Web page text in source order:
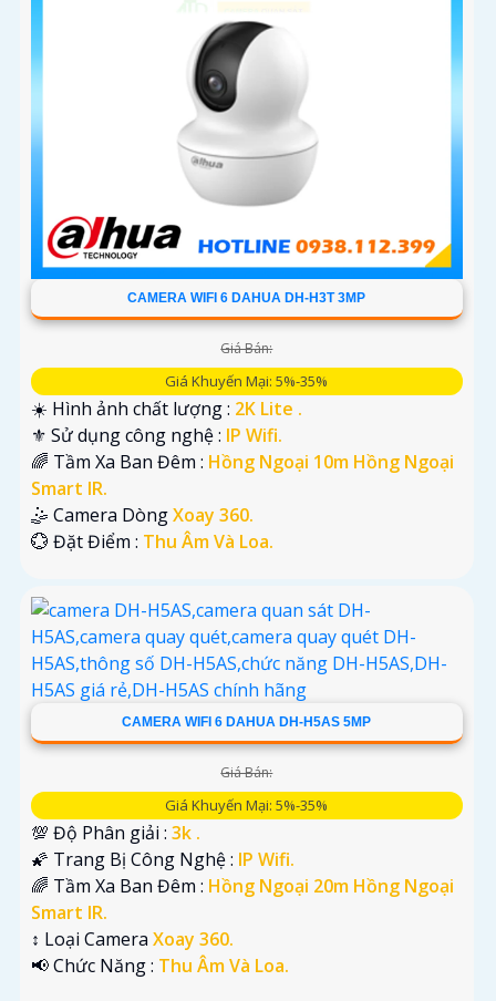
CAMERA WIFI 6 DAHUA DH-H3T 3MP
Giá Bán:
Giá Khuyến Mại: 5%-35%
☀️ Hình ảnh chất lượng : 2K Lite .
⚜️ Sử dụng công nghệ : IP Wifi.
🌈 Tầm Xa Ban Đêm : Hồng Ngoại 10m Hồng Ngoại
Smart IR.
🤹 Camera DòngXoay 360.
️💮 Đặt Điểm : Thu Âm Và Loa.
CAMERA WIFI 6 DAHUA DH-H5AS 5MP
Giá Bán:
Giá Khuyến Mại: 5%-35%
💯 Độ Phân giải : 3k .
🌠 Trang Bị Công Nghệ : IP Wifi.
🌈 Tầm Xa Ban Đêm : Hồng Ngoại 20m Hồng Ngoại
Smart IR.
↕️ Loại Camera Xoay 360.
️📢 Chức Năng : Thu Âm Và Loa.